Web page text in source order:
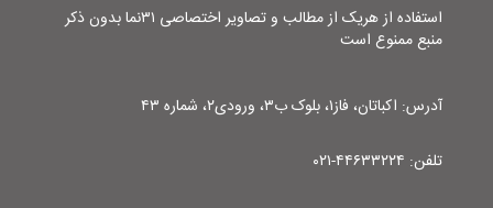
استفاده از هریک از مطالب و تصاویر اختصاصی ۳۱نما بدون ذکر
منبع ممنوع است
آدرس: اکباتان، فاز۱، بلوک ب۳، ورودی۲، شماره ۴۳
تلفن: ۴۴۶۳۳۲۲۴-۰۲۱